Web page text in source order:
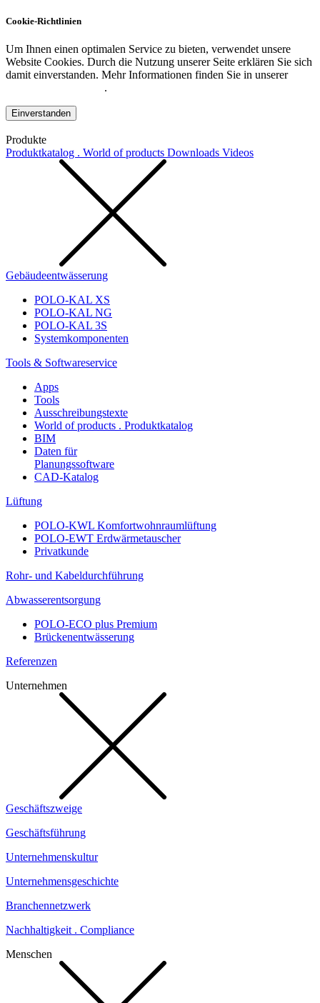
Cookie-Richtlinien
Um Ihnen einen optimalen Service zu bieten, verwendet unsere
Website Cookies. Durch die Nutzung unserer Seite erklären Sie sich
damit einverstanden. Mehr Informationen finden Sie in unserer
.
Einverstanden
Produkte
Produktkatalog . World of products Downloads Videos
Gebäudeentwässerung
POLO-KAL XS
POLO-KAL NG
POLO-KAL 3S
Systemkomponenten
Tools & Softwareservice
Apps
Tools
Ausschreibungstexte
World of products . Produktkatalog
BIM
Daten für
Planungssoftware
CAD-Katalog
Lüftung
POLO-KWL Komfortwohnraumlüftung
POLO-EWT Erdwärmetauscher
Privatkunde
Rohr- und Kabeldurchführung
Abwasserentsorgung
POLO-ECO plus Premium
Brückenentwässerung
Referenzen
Unternehmen
Geschäftszweige
Geschäftsführung
Unternehmenskultur
Unternehmensgeschichte
Branchennetzwerk
Nachhaltigkeit . Compliance
Menschen